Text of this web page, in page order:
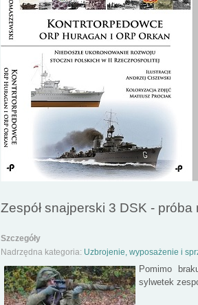
Zespół snajperski 3 DSK -
Szczegóły
Nadrzędna kategoria: Uzbrojenie, wyposażenie i
Pomimo
sylwetek